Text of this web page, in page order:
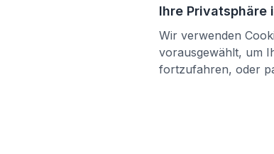
Ihre Privatsphäre
Wir verwenden
vorausgewählt, um
fortzufahren, oder